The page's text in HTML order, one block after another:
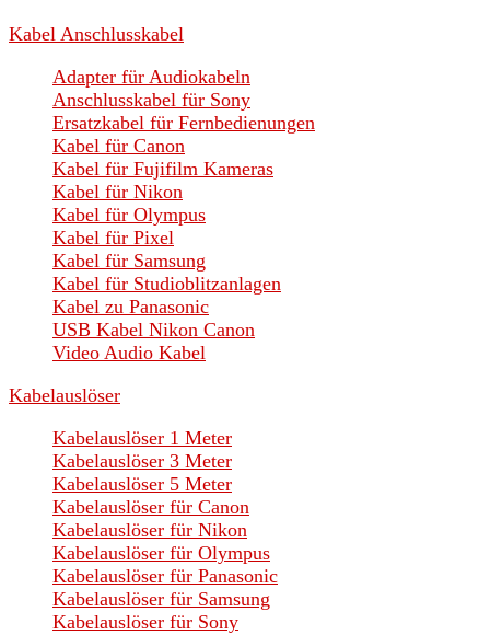
Kabel Anschlusskabel
Adapter für Audiokabeln
Anschlusskabel für Sony
Ersatzkabel für Fernbedienungen
Kabel für Canon
Kabel für Fujifilm Kameras
Kabel für Nikon
Kabel für Olympus
Kabel für Pixel
Kabel für Samsung
Kabel für Studioblitzanlagen
Kabel zu Panasonic
USB Kabel Nikon Canon
Video Audio Kabel
Kabelauslöser
Kabelauslöser 1 Meter
Kabelauslöser 3 Meter
Kabelauslöser 5 Meter
Kabelauslöser für Canon
Kabelauslöser für Nikon
Kabelauslöser für Olympus
Kabelauslöser für Panasonic
Kabelauslöser für Samsung
Kabelauslöser für Sony